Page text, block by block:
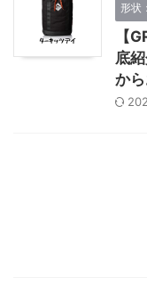
形状
【
底
か